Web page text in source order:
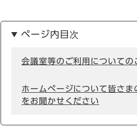
ページ内目次
会議室等のご利用についての
ホームページについて皆さま
をお聞かせください